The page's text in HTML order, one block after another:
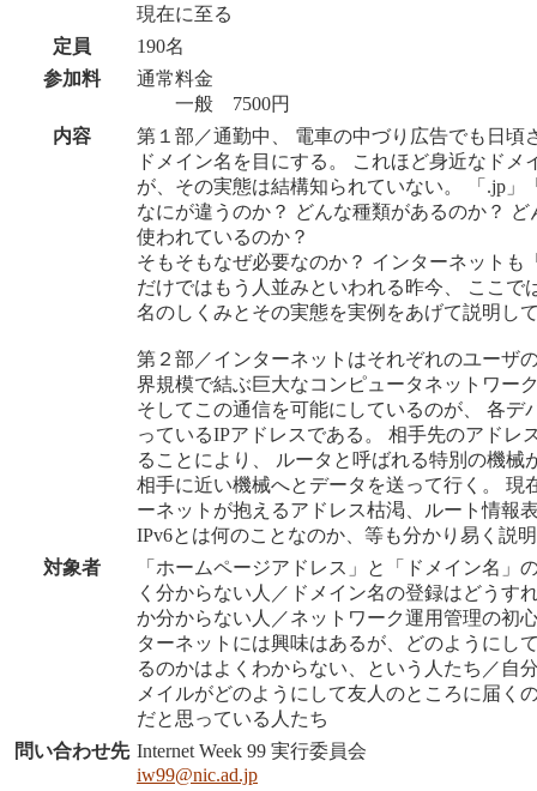
現在に至る
定員
190名
参加料
通常料金
一般 7500円
内容
第１部／通勤中、 電車の中づり広告でも日頃
ドメイン名を目にする。 これほど身近なドメ
が、その実態は結構知られていない。 「.jp」
なにが違うのか？ どんな種類があるのか？ ど
使われているのか？
そもそもなぜ必要なのか？ インターネットも
だけではもう人並みといわれる昨今、 ここで
名のしくみとその実態を実例をあげて説明し
第２部／インターネットはそれぞれのユーザ
界規模で結ぶ巨大なコンピュータネットワー
そしてこの通信を可能にしているのが、 各デ
っているIPアドレスである。 相手先のアドレ
ることにより、 ルータと呼ばれる特別の機械
相手に近い機械へとデータを送って行く。 現
ーネットが抱えるアドレス枯渇、ルート情報
IPv6とは何のことなのか、等も分かり易く説
対象者
「ホームページアドレス」と「ドメイン名」
く分からない人／ドメイン名の登録はどうす
か分からない人／ネットワーク運用管理の初
ターネットには興味はあるが、どのようにし
るのかはよくわからない、という人たち／自
メイルがどのようにして友人のところに届く
だと思っている人たち
問い合わせ先 Internet Week 99 実行委員会
iw99@nic.ad.jp